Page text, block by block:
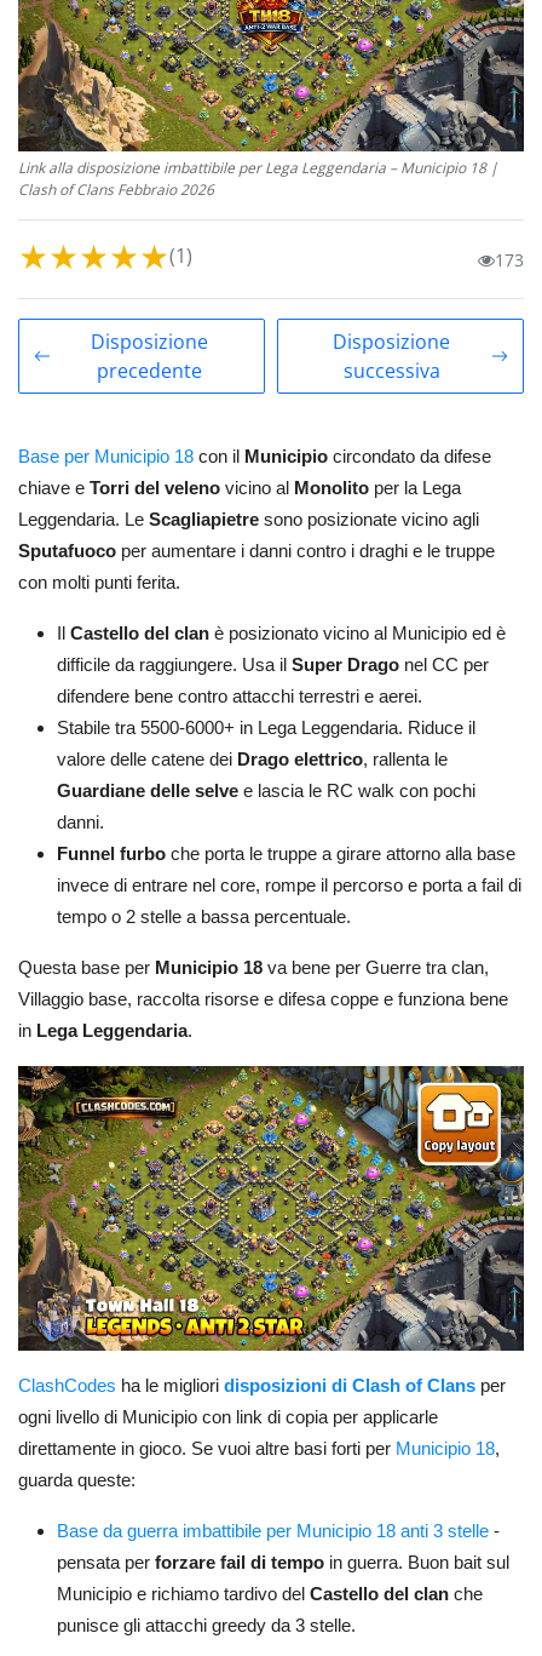
Link alla disposizione imbattibile per Lega Leggendaria – Municipio 18 |
Clash of Clans Febbraio 2026
★★★★★(1) 173
Disposizione
precedente
Disposizione
successiva
Base per Municipio 18 con il Municipio circondato da difese
chiave e Torri del veleno vicino al Monolito per la Lega
Leggendaria. Le Scagliapietre sono posizionate vicino agli
Sputafuoco per aumentare i danni contro i draghi e le truppe
con molti punti ferita.
Il Castello del clan è posizionato vicino al Municipio ed è
difficile da raggiungere. Usa il Super Drago nel CC per
difendere bene contro attacchi terrestri e aerei.
Stabile tra 5500-6000+ in Lega Leggendaria. Riduce il
valore delle catene dei Drago elettrico, rallenta le
Guardiane delle selve e lascia le RC walk con pochi
danni.
Funnel furbo che porta le truppe a girare attorno alla base
invece di entrare nel core, rompe il percorso e porta a fail di
tempo o 2 stelle a bassa percentuale.
Questa base per Municipio 18 va bene per Guerre tra clan,
Villaggio base, raccolta risorse e difesa coppe e funziona bene
in Lega Leggendaria.
ClashCodes ha le migliori disposizioni di Clash of Clans per
ogni livello di Municipio con link di copia per applicarle
direttamente in gioco. Se vuoi altre basi forti per Municipio 18,
guarda queste:
Base da guerra imbattibile per Municipio 18 anti 3 stelle -
pensata per forzare fail di tempo in guerra. Buon bait sul
Municipio e richiamo tardivo del Castello del clan che
punisce gli attacchi greedy da 3 stelle.